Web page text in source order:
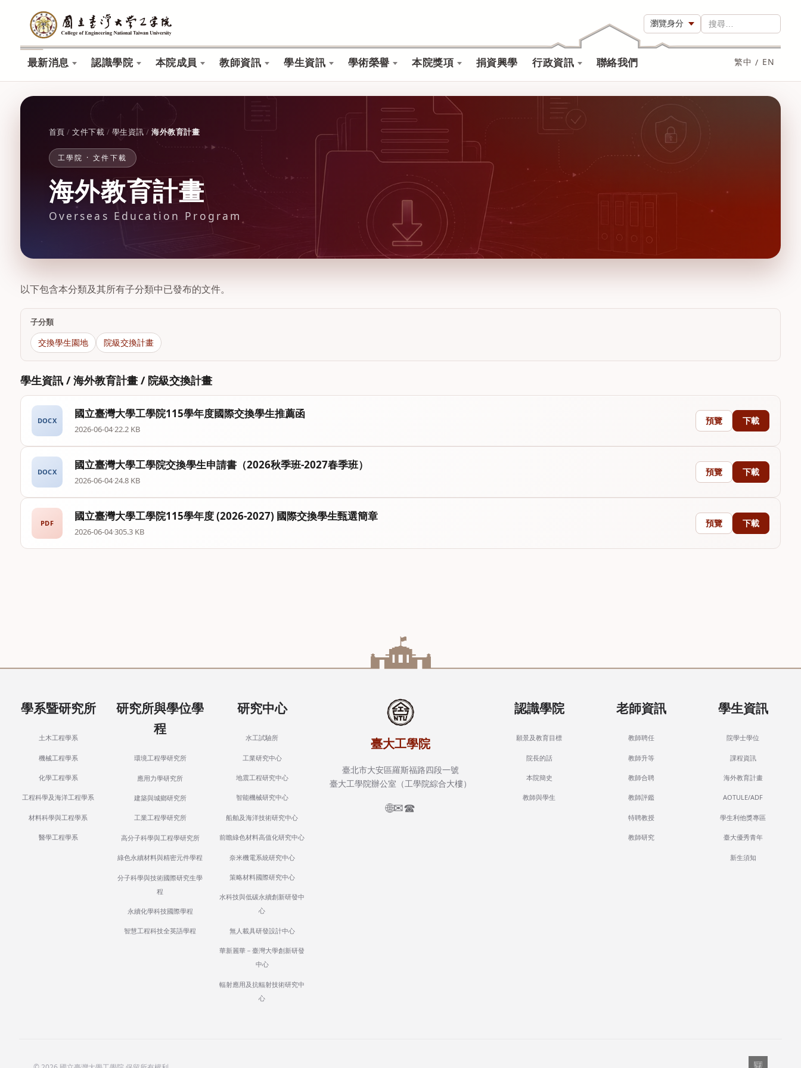
瀏覽身分
搜尋…
最新消息 認識學院 本院成員 教師資訊 學生資訊 學術榮譽 本院獎項 捐資興學 行政資訊 聯絡我們 繁中 / EN
首頁 /文件下載 / 學生資訊 /海外教育計畫
工學院 · 文件下載
海外教育計畫
Overseas Education Program
以下包含本分類及其所有子分類中已發布的文件。
子分類
交換學生園地 院級交換計畫
學生資訊 / 海外教育計畫 / 院級交換計畫
DOCX
國立臺灣大學工學院115學年度國際交換學生推薦函
2026-06-04·22.2 KB
預覽 下載
DOCX
國立臺灣大學工學院交換學生申請書（2026秋季班-2027春季班）
2026-06-04·24.8 KB
預覽 下載
PDF
國立臺灣大學工學院115學年度 (2026-2027) 國際交換學生甄選簡章
2026-06-04·305.3 KB
預覽 下載
學系暨研究所
土木工程學系
機械工程學系
化學工程學系
工程科學及海洋工程學系
材料科學與工程學系
醫學工程學系
研究所與學位學
程
環境工程學研究所
應用力學研究所
建築與城鄉研究所
工業工程學研究所
高分子科學與工程學研究所
綠色永續材料與精密元件學程
分子科學與技術國際研究生學
程
永續化學科技國際學程
智慧工程科技全英語學程
研究中心
水工試驗所
工業研究中心
地震工程研究中心
智能機械研究中心
船舶及海洋技術研究中心
前瞻綠色材料高值化研究中心
奈米機電系統研究中心
策略材料國際研究中心
水科技與低碳永續創新研發中
心
無人載具研發設計中心
華新麗華－臺灣大學創新研發
中心
輻射應用及抗輻射技術研究中
心
臺大工學院
臺北市大安區羅斯福路四段一號
臺大工學院辦公室（工學院綜合大樓）
🌐✉☎
認識學院
願景及教育目標
院長的話
本院簡史
教師與學生
老師資訊
教師聘任
教師升等
教師合聘
教師評鑑
特聘教授
教師研究
學生資訊
院學士學位
課程資訊
海外教育計畫
AOTULE/ADF
學生利他獎專區
臺大優秀青年
新生須知